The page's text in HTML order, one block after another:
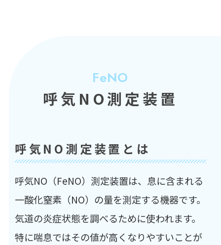
FeNO
呼気NO測定装置
呼気NO測定装置とは
呼気NO（FeNO）測定装置は、息に含まれる
一酸化窒素（NO）の量を測定する機器です。
気道の炎症状態を調べるために使われます。
特に喘息ではその値が高くなりやすいことが